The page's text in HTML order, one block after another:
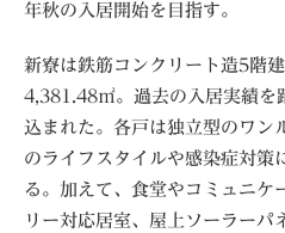
年秋の入居開始を目指す。
新寮は鉄筋コンクリート造5階
4,381.48㎡。過去の入居実績を
込まれた。各戸は独立型のワン
のライフスタイルや感染症対策
る。加えて、食堂やコミュニケ
リー対応居室、屋上ソーラーパ